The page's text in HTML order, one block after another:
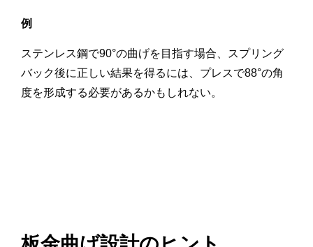
例
ステンレス鋼で90°の曲げを目指す場合、スプリング
バック後に正しい結果を得るには、プレスで88°の角
度を形成する必要があるかもしれない。